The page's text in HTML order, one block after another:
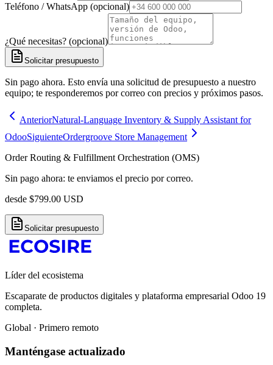
Teléfono / WhatsApp (opcional)
¿Qué necesitas? (opcional)
Solicitar presupuesto
Sin pago ahora. Esto envía una solicitud de presupuesto a nuestro
equipo; te responderemos por correo con precios y próximos pasos.
AnteriorNatural-Language Inventory & Supply Assistant for
OdooSiguienteOrdergroove Store Management
Order Routing & Fulfillment Orchestration (OMS)
Sin pago ahora: te enviamos el precio por correo.
desde $799.00 USD
Solicitar presupuesto
Líder del ecosistema
Escaparate de productos digitales y plataforma empresarial Odoo 19
completa.
Global · Primero remoto
Manténgase actualizado